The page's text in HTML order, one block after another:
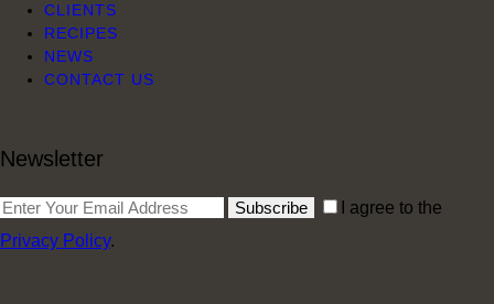
CLIENTS
RECIPES
NEWS
CONTACT US
Newsletter
Subscribe
I agree to the
Privacy Policy.